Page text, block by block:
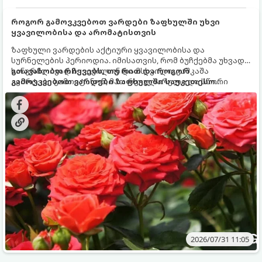
როგორ გამოვკვებოთ ვარდები ზაფხულში უხვი
ყვავილობისა და არომატისთვის
ზაფხული ვარდების აქტიური ყვავილობისა და
სურნელების პერიოდია. იმისათვის, რომ ბუჩქებმა უხვად,
ხანგრძლივად იყვავილონ და მსხვილი, კაშკაშა
კვირტები გამოიტანონ, მათ რეგულარული და სწორი
გამოკვება სჭირდებათ. ზაფხულის პერიოდში მცენარის
მოთხოვნილებები იცვლება, ამიტომ მნიშვნელოვანია
ვიცოდეთ, რომელი სასუქები გამოიყენება ამ დროს.
გთავაზობთ რჩევებს, თუ რით და როგორ
გამოვკვებოთ ვარდები ზაფხულში საუკეთესო
შედეგის მისაღწევად:
2026/07/31 11:05